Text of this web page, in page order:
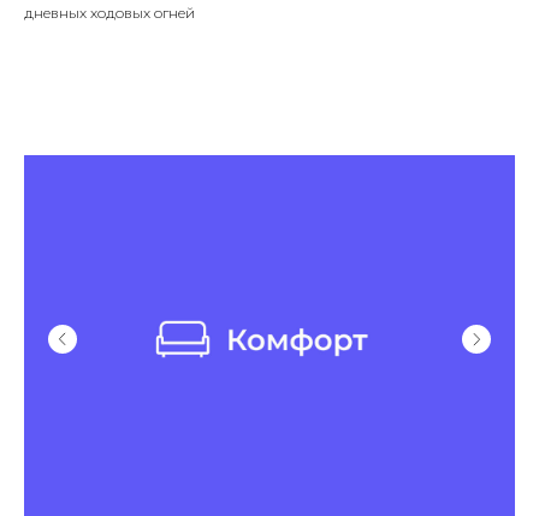
дневных ходовых огней